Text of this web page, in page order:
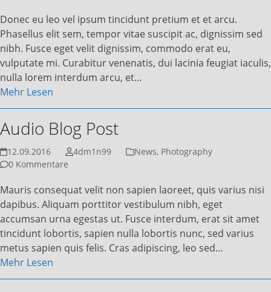
Donec eu leo vel ipsum tincidunt pretium et et arcu.
Phasellus elit sem, tempor vitae suscipit ac, dignissim sed
nibh. Fusce eget velit dignissim, commodo erat eu,
vulputate mi. Curabitur venenatis, dui lacinia feugiat iaculis,
nulla lorem interdum arcu, et…
Mehr Lesen
Audio Blog Post
12.09.2016 4dm1n99 News, Photography
0 Kommentare
Mauris consequat velit non sapien laoreet, quis varius nisi
dapibus. Aliquam porttitor vestibulum nibh, eget
accumsan urna egestas ut. Fusce interdum, erat sit amet
tincidunt lobortis, sapien nulla lobortis nunc, sed varius
metus sapien quis felis. Cras adipiscing, leo sed…
Mehr Lesen